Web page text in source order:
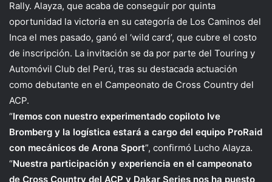
Rally. Alayza, que acaba de conseguir por quinta
oportunidad la victoria en su categoría de Los Caminos del
Inca el mes pasado, ganó el ‘wild card’, que cubre el costo
de inscripción. La invitación se da por parte del Touring y
Automóvil Club del Perú, tras su destacada actuación
como debutante en el Campeonato de Cross Country del
ACP.
“Iremos con nuestro experimentado copiloto Ive
Bromberg y la logística estará a cargo del equipo ProRaid
con mecánicos de Arona Sport”, confirmó Lucho Alayza.
“Nuestra participación y experiencia en el campeonato
de Cross Country del ACP y Dakar Series nos ha puesto